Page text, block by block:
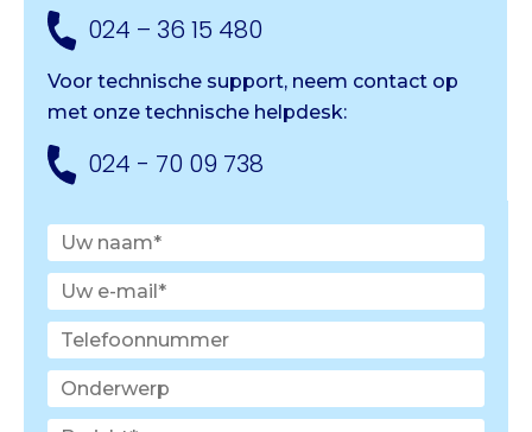
024 – 36 15 480
Voor technische support, neem contact op
met onze technische helpdesk:
024 - 70 09 738